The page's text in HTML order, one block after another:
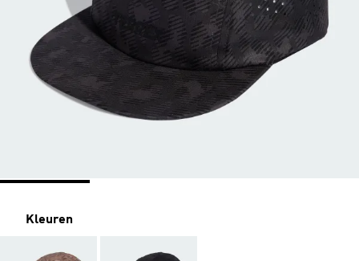
Kleuren